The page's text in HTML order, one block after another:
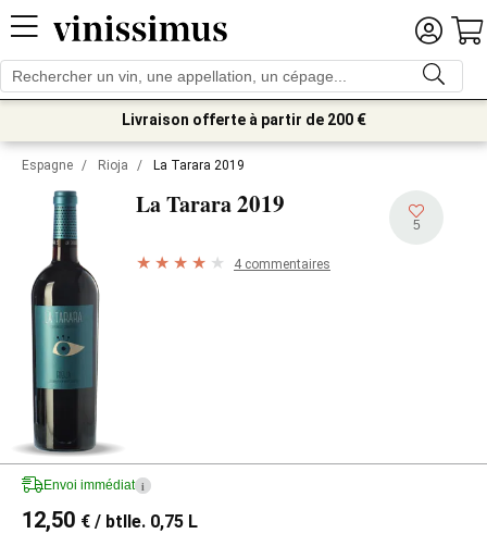
Livraison offerte à partir de 200 €
Espagne / Rioja / La Tarara 2019
La Tarara2019
5
4 commentaires
Envoi immédiat i
12,50 € / btlle. 0,75 L